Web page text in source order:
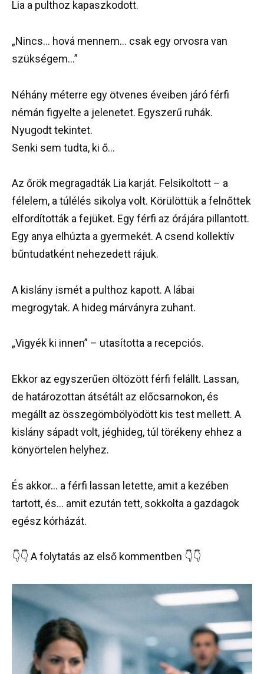
Lia a pulthoz kapaszkodott.
„Nincs… hová mennem… csak egy orvosra van
szükségem…”
Néhány méterre egy ötvenes éveiben járó férfi
némán figyelte a jelenetet. Egyszerű ruhák.
Nyugodt tekintet.
Senki sem tudta, ki ő…
Az őrök megragadták Lia karját. Felsikoltott – a
félelem, a túlélés sikolya volt. Körülöttük a felnőttek
elfordították a fejüket. Egy férfi az órájára pillantott.
Egy anya elhúzta a gyermekét. A csend kollektív
bűntudatként nehezedett rájuk.
A kislány ismét a pulthoz kapott. A lábai
megrogytak. A hideg márványra zuhant.
„Vigyék ki innen” – utasította a recepciós.
Ekkor az egyszerűen öltözött férfi felállt. Lassan,
de határozottan átsétált az előcsarnokon, és
megállt az összegömbölyödött kis test mellett. A
kislány sápadt volt, jéghideg, túl törékeny ehhez a
könyörtelen helyhez.
És akkor… a férfi lassan letette, amit a kezében
tartott, és… amit ezután tett, sokkolta a gazdagok
egész kórházát.
👇👇 A folytatás az első kommentben 👇👇